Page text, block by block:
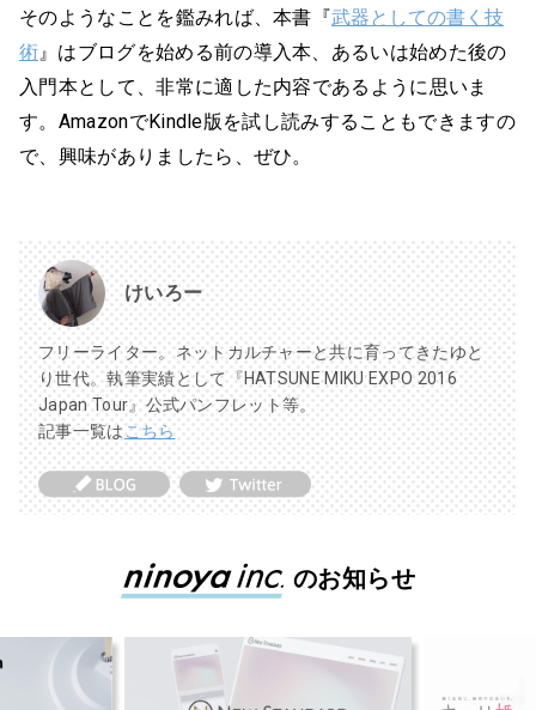
そのようなことを鑑みれば、本書『武器としての書く技
術 』はブログを始める前の導入本、あるいは始めた後の
入門本として、非常に適した内容であるように思いま
す。AmazonでKindle版を試し読みすることもできますの
で、興味がありましたら、ぜひ。
けいろー
フリーライター。ネットカルチャーと共に育ってきたゆと
り世代。執筆実績として『HATSUNE MIKU EXPO 2016
Japan Tour』公式パンフレット等。
記事一覧はこちら
のお知らせ